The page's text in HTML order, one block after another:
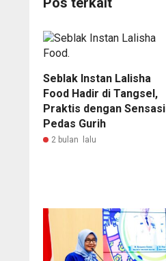
Seblak Instan Lalisha
Food Hadir di Tangsel,
Praktis dengan Sensasi
Pedas Gurih
2 bulan lalu